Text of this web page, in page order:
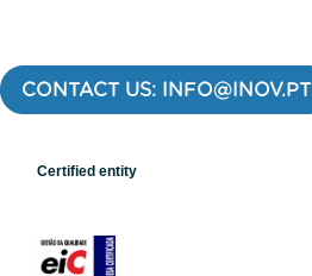
CONTACT US: INFO@INOV.PT
Certified entity